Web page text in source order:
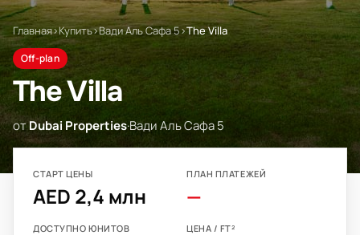
Главная›Купить›Вади Аль Сафа 5›The Villa
Off-plan
The Villa
отDubai Properties·Вади Аль Сафа 5
СТАРТ ЦЕНЫ
AED 2,4 млн
ПЛАН ПЛАТЕЖЕЙ
—
ДОСТУПНО ЮНИТОВ ЦЕНА / FT²